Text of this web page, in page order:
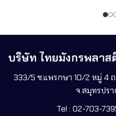
บริษัท ไทยมังกรพลา
333/5 ซ.แพรกษา 10/2 หมู่ 4
จ.สมุทรปรา
Tel : 02-703-